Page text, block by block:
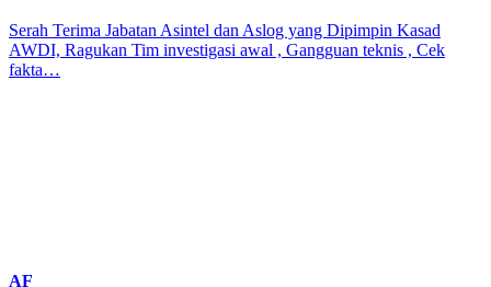
Serah Terima Jabatan Asintel dan Aslog yang Dipimpin Kasad
AWDI, Ragukan Tim investigasi awal , Gangguan teknis , Cek
fakta…
AF